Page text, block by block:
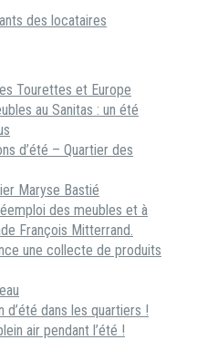
des locataires
Tourettes et Europe
au Sanitas : un été
d’été – Quartier des
Maryse Bastié
des meubles et à
François Mitterrand.
une collecte de produits
dans les quartiers !
air pendant l’été !